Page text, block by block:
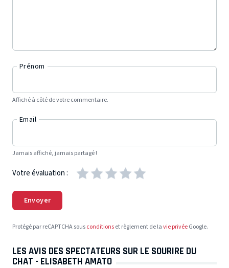
Prénom
Affiché à côté de votre commentaire.
Email
Jamais affiché, jamais partagé !
Votre évaluation :
Envoyer
Protégé par reCAPTCHA sousconditionset règlement de lavie privéeGoogle.
LES AVIS DES SPECTATEURS SUR LE SOURIRE DU
CHAT - ELISABETH AMATO